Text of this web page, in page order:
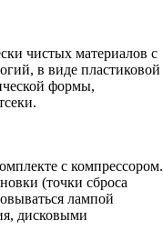
чистых материалов с
в виде пластиковой
формы,
с компрессором.
(точки сброса
лампой
дисковыми